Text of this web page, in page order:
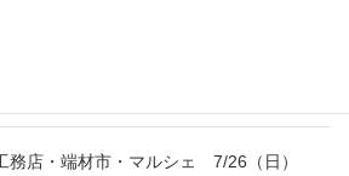
務店・端材市・マルシェ 7/26（日）